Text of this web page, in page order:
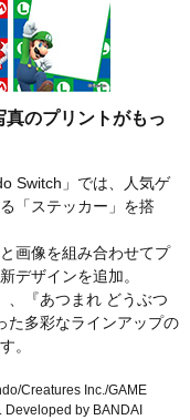
のプリントがもっ
Switch」では、人気ゲ
「ステッカー」を搭
画像を組み合わせてプ
デザインを追加。
、『あつまれ どうぶつ
た多彩なラインアップの
。
Creatures Inc./GAME
by BANDAI